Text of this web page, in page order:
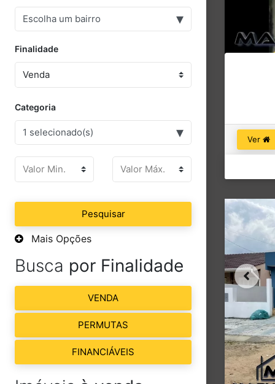
Escolha um bairro ▾
Finalidade
Categoria
1 selecionado(s) ▾
Pesquisar
Mais Opções
Busca por Finalidade
VENDA
PERMUTAS
FINANCIÁVEIS
Ver